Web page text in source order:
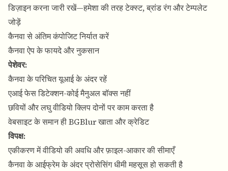
डिज़ाइन करना जारी रखें—हमेशा की तरह टेक्स्ट, ब्रांड रंग और टेम्पलेट
जोड़ें
कैनवा से अंतिम कंपोजिट निर्यात करें
कैनवा ऐप के फायदे और नुकसान
पेशेवर:
कैनवा के परिचित यूआई के अंदर रहें
एआई फेस डिटेक्शन-कोई मैनुअल बॉक्स नहीं
छवियों और लघु वीडियो क्लिप दोनों पर काम करता है
वेबसाइट के समान ही BGBlur खाता और क्रेडिट
विपक्ष:
एकीकरण में वीडियो की अवधि और फ़ाइल-आकार की सीमाएँ
कैनवा के आईफ्रेम के अंदर प्रोसेसिंग धीमी महसूस हो सकती है